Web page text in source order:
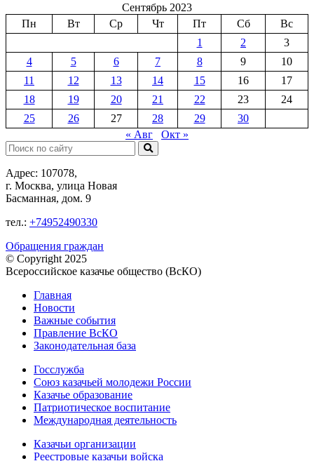
Сентябрь 2023
Пн
Вт Ср Чт Пт Сб
Вс
1
2
3
4
5 6 7 8 9
10
11
12 13 14 15 16
17
18
19 20 21 22 23
24
25
26 27 28 29
30
« Авг
Окт »
Поиск:
Адрес: 107078,
г. Москва, улица Новая
Басманная, дом. 9
тел.: +74952490330
Обращения граждан
© Copyright 2025
Всероссийское казачье общество (ВсКО)
Главная
Новости
Важные события
Правление ВсКО
Законодательная база
Госслужба
Союз казачьей молодежи России
Казачье образование
Патриотическое воспитание
Международная деятельность
Казачьи организации
Реестровые казачьи войска